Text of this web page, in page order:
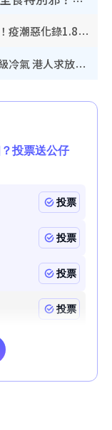
奪命寄生蟲｜食生菜狂瀉首現死者！疫潮惡化錄1.8萬宗病例 揭洗菜3大謬誤
內地客歎港人唔識老！揭港鐵保鮮級冷氣 港人求放過：咪投訴